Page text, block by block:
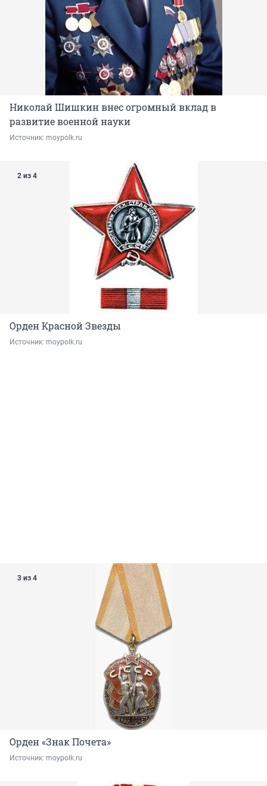
Николай Шишкин внес огромный вклад в
развитие военной науки
Источник: moypolk.ru
2 из 4
Орден Красной Звезды
Источник: moypolk.ru
3 из 4
Орден «Знак Почета»
Источник: moypolk.ru